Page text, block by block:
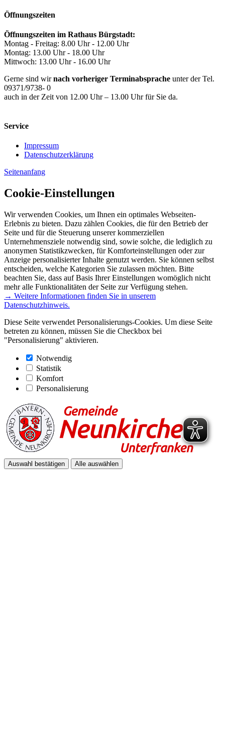
Öffnungszeiten
Öffnungszeiten im Rathaus Bürgstadt:
Montag - Freitag: 8.00 Uhr - 12.00 Uhr
Montag: 13.00 Uhr - 18.00 Uhr
Mittwoch: 13.00 Uhr - 16.00 Uhr
Gerne sind wirnach vorheriger Terminabsprache unter der Tel.
09371/9738- 0
auch in der Zeit von 12.00 Uhr – 13.00 Uhr für Sie da.
Service
Impressum
Datenschutzerklärung
Seitenanfang
Cookie-Einstellungen
Wir verwenden Cookies, um Ihnen ein optimales Webseiten-
Erlebnis zu bieten. Dazu zählen Cookies, die für den Betrieb der
Seite und für die Steuerung unserer kommerziellen
Unternehmensziele notwendig sind, sowie solche, die lediglich zu
anonymen Statistikzwecken, für Komforteinstellungen oder zur
Anzeige personalisierter Inhalte genutzt werden. Sie können selbst
entscheiden, welche Kategorien Sie zulassen möchten. Bitte
beachten Sie, dass auf Basis Ihrer Einstellungen womöglich nicht
mehr alle Funktionalitäten der Seite zur Verfügung stehen.
→ Weitere Informationen finden Sie in unserem
Datenschutzhinweis.
Diese Seite verwendet Personalisierungs-Cookies. Um diese Seite
betreten zu können, müssen Sie die Checkbox bei
"Personalisierung" aktivieren.
Notwendig
Statistik
Komfort
Personalisierung
Auswahl bestätigen Alle auswählen